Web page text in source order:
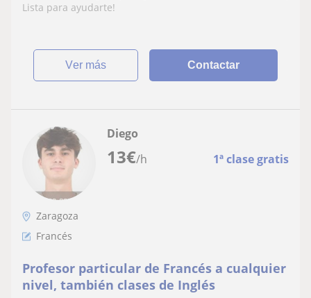
Lista para ayudarte!
ver más Contactar
13€/h 1ª clase gratis
Diego
Zaragoza
Francés
Profesor particular de Francés a cualquier
nivel, también clases de Inglés